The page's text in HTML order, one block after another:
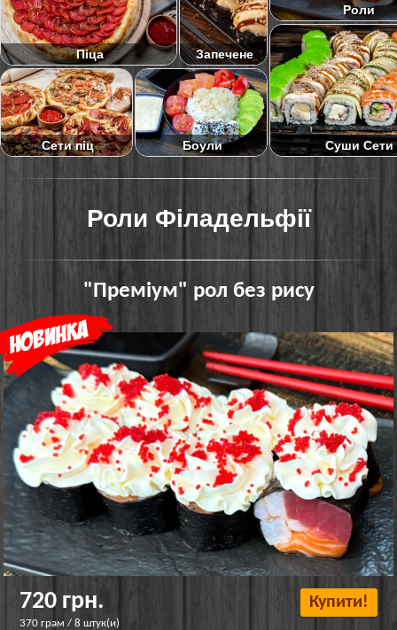
Піца Запечене
Роли
Сети піц Боули Суши Сети
Роли Філадельфії
"Преміум" рол без рису
720 грн.
370 грам / 8 штук(и)
Купити!